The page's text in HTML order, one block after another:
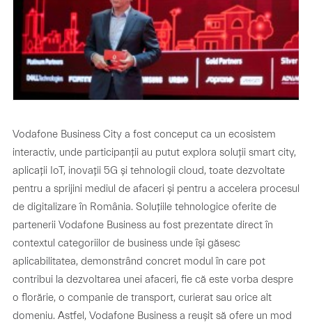
Vodafone Business City a fost conceput ca un ecosistem
interactiv, unde participanții au putut explora soluții smart city,
aplicații IoT, inovații 5G și tehnologii cloud, toate dezvoltate
pentru a sprijini mediul de afaceri și pentru a accelera procesul
de digitalizare în România. Soluțiile tehnologice oferite de
partenerii Vodafone Business au fost prezentate direct în
contextul categoriilor de business unde își găsesc
aplicabilitatea, demonstrând concret modul în care pot
contribui la dezvoltarea unei afaceri, fie că este vorba despre
o florărie, o companie de transport, curierat sau orice alt
domeniu. Astfel, Vodafone Business a reușit să ofere un mod